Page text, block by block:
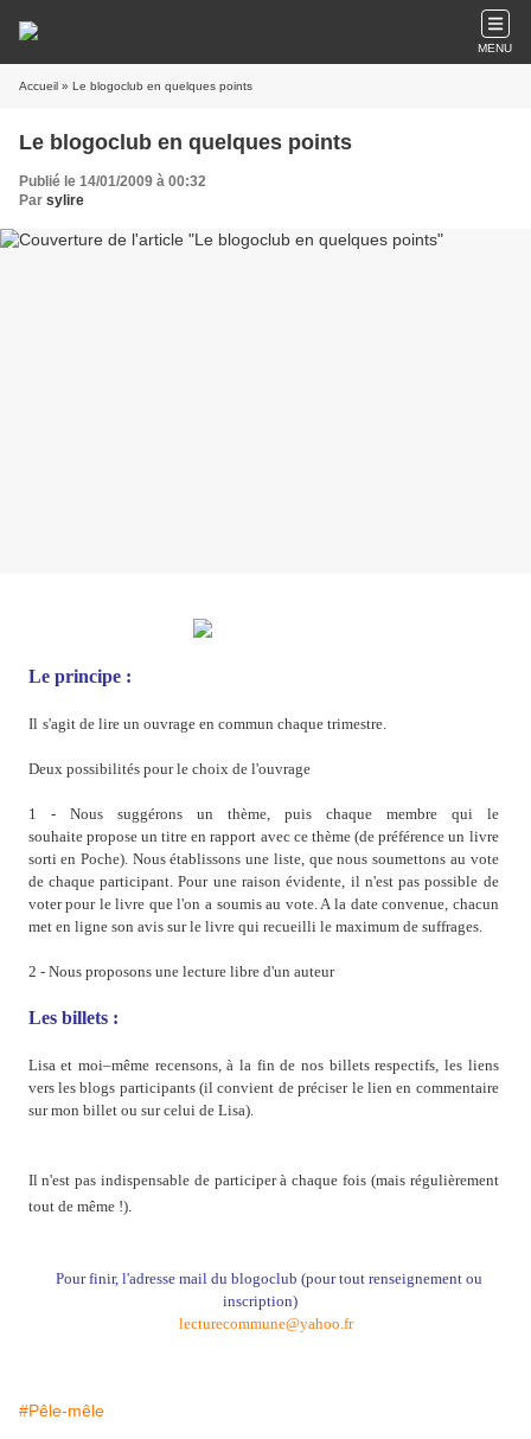
MENU
Accueil » Le blogoclub en quelques points
Le blogoclub en quelques points
Publié le 14/01/2009 à 00:32
Par sylire
Le principe :
Il s'agit de lire un ouvrage en commun chaque trimestre.
Deux possibilités pour le choix de l'ouvrage
1 - Nous suggérons un thème, puis chaque membre qui le
souhaite propose un titre en rapport avec ce thème (de préférence un livre
sorti en Poche). Nous établissons une liste, que nous soumettons au vote
de chaque participant. Pour une raison évidente, il n'est pas possible de
voter pour le livre que l'on a soumis au vote. A la date convenue, chacun
met en ligne son avis sur le livre qui recueilli le maximum de suffrages.
2 - Nous proposons une lecture libre d'un auteur
Les billets :
Lisa et moi–même recensons, à la fin de nos billets respectifs, les liens
vers les blogs participants (il convient de préciser le lien en commentaire
sur mon billet ou sur celui de Lisa).
Il n'est pas indispensable de participer à chaque fois (mais régulièrement
tout de même !).
Pour finir, l'adresse mail du blogoclub (pour tout renseignement ou
inscription)
lecturecommune@yahoo.fr
#Pêle-mêle